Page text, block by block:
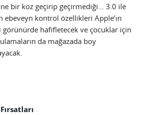
bir koz geçirip geçirmediği… 3.0 ile
ebeveyn kontrol özellikleri Apple’ın
görünürde hafifletecek ve çocuklar için
da mağazada boy